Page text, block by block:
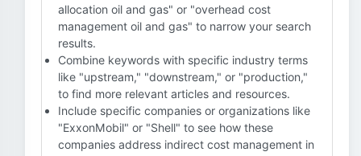
allocation oil and gas" or "overhead cost
management oil and gas" to narrow your search
results.
Combine keywords with specific industry terms
like "upstream," "downstream," or "production,"
to find more relevant articles and resources.
Include specific companies or organizations like
"ExxonMobil" or "Shell" to see how these
companies address indirect cost management in